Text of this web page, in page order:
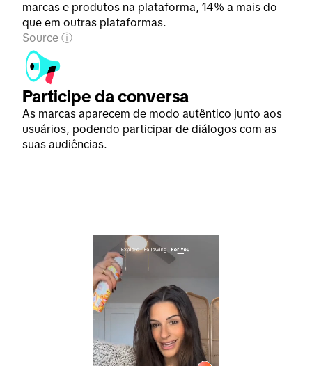
marcas e produtos na plataforma, 14% a mais do
que em outras plataformas.
Source
Participe da conversa
As marcas aparecem de modo autêntico junto aos
usuários, podendo participar de diálogos com as
suas audiências.